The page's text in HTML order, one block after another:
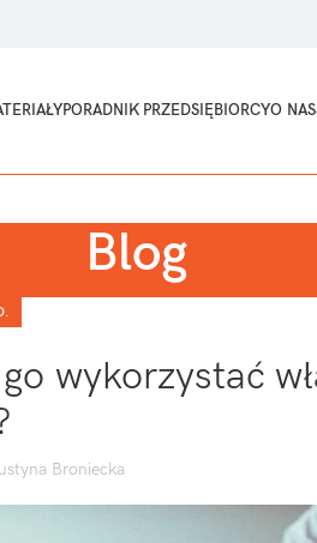
PORADNIK PRZEDSIĘBIORCYO NAS
Blog
wykorzystać
Broniecka